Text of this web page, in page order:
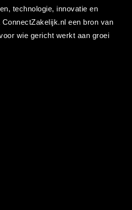
technologie, innovatie en
een bron van
wie gericht werkt aan groei